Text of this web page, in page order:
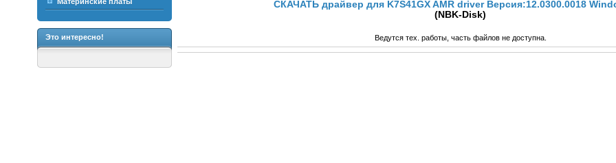
Это интересно!
СКАЧАТЬ драйвер для K7S41GX AMR driver Версия:12.0300.0018
(NBK-Disk)
Ведутся тех. работы, часть файлов не доступна.